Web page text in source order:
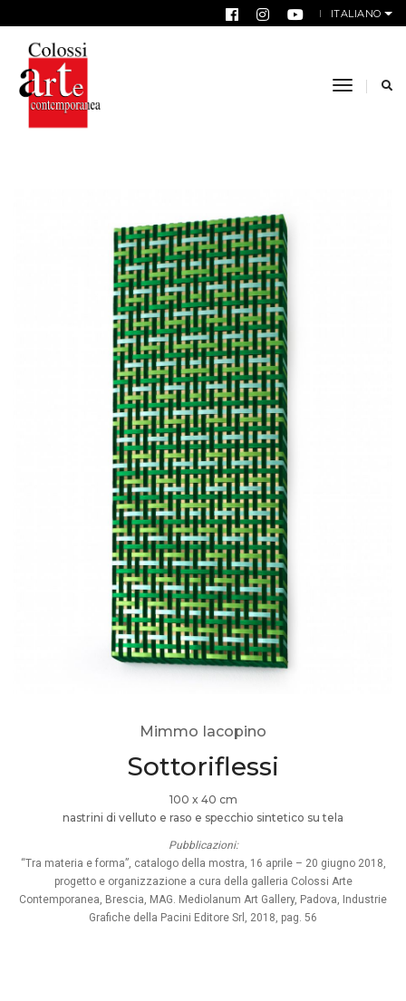
ITALIANO
toggle
Mimmo Iacopino
Sottoriflessi
100 x 40 cm
nastrini di velluto e raso e specchio sintetico su tela
Pubblicazioni:
“Tra materia e forma”, catalogo della mostra, 16 aprile – 20 giugno 2018,
progetto e organizzazione a cura della galleria Colossi Arte
Contemporanea, Brescia, MAG. Mediolanum Art Gallery, Padova, Industrie
Grafiche della Pacini Editore Srl, 2018, pag. 56